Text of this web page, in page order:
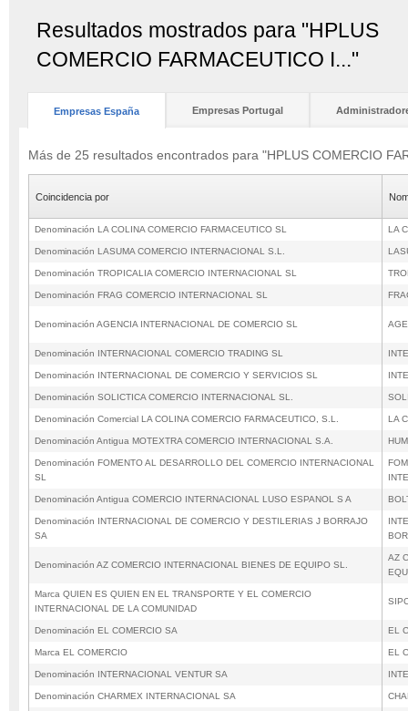
Resultados mostrados para "HPLUS
COMERCIO FARMACEUTICO I..."
Empresas España Empresas Portugal
Más de 25 resultados encontrados para "HPLUS COMERCIO
Coincidencia por
Denominación LA COLINA COMERCIO FARMACEUTICO SL LA
Denominación LASUMA COMERCIO INTERNACIONAL S.L.
Denominación TROPICALIA COMERCIO INTERNACIONAL SL
Denominación FRAG COMERCIO INTERNACIONAL SL
Denominación AGENCIA INTERNACIONAL DE COMERCIO SL
Denominación INTERNACIONAL COMERCIO TRADING SL
Denominación INTERNACIONAL DE COMERCIO Y SERVICIOS SL
Denominación SOLICTICA COMERCIO INTERNACIONAL SL.
Denominación Comercial LA COLINA COMERCIO FARMACEUTICO, S.L. LA
Denominación Antigua MOTEXTRA COMERCIO INTERNACIONAL S.A.
Denominación FOMENTO AL DESARROLLO DEL COMERCIO INTERNACIONAL
SL
Denominación Antigua COMERCIO INTERNACIONAL LUSO ESPANOL S A
Denominación INTERNACIONAL DE COMERCIO Y DESTILERIAS J BORRAJO
SA
Denominación AZ COMERCIO INTERNACIONAL BIENES DE EQUIPO SL.
AZ
Marca QUIEN ES QUIEN EN EL TRANSPORTE Y EL COMERCIO
INTERNACIONAL DE LA COMUNIDAD
Denominación EL COMERCIO SA EL
Marca EL COMERCIO EL
Denominación INTERNACIONAL VENTUR SA
Denominación CHARMEX INTERNACIONAL SA